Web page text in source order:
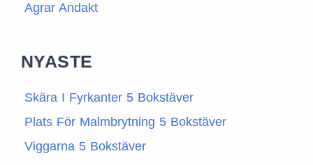
Agrar Andakt
NYASTE
Skära I Fyrkanter 5 Bokstäver
Plats För Malmbrytning 5 Bokstäver
Viggarna 5 Bokstäver